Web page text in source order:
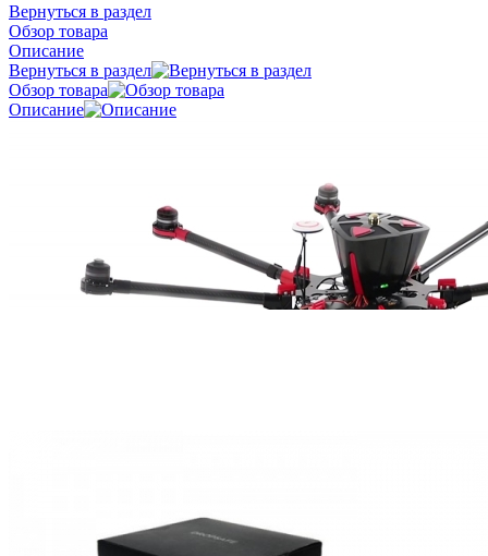
Вернуться в раздел
Обзор товара
Описание
Вернуться в раздел
Обзор товара
Описание